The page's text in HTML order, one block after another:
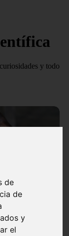
de
de
y
el
y todo
Utilizarán